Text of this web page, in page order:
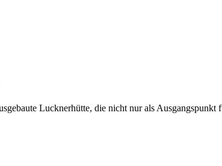
Lucknerhütte, die nicht nur als Ausgangspunkt